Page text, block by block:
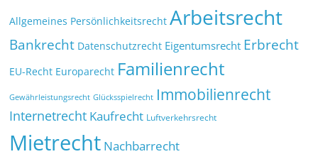
Allgemeines Persönlichkeitsrecht Arbeitsrecht
Bankrecht Datenschutzrecht Eigentumsrecht Erbrecht
EU-Recht Europarecht Familienrecht
Gewährleistungsrecht Glücksspielrecht Immobilienrecht
Internetrecht Kaufrecht Luftverkehrsrecht
Mietrecht Nachbarrecht